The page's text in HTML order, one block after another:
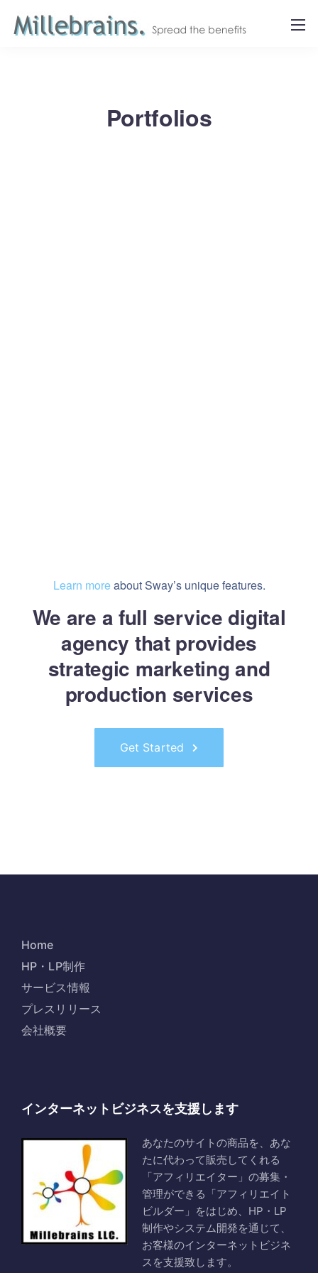
Portfolios
Learn moreabout Sway’s unique features.
We are a full service digital
agency that provides
strategic marketing and
production services
Get Started
Home
HP・LP制作
サービス情報
プレスリリース
会社概要
インターネットビジネスを支援します
あなたのサイトの商品を、あな
たに代わって販売してくれる
「アフィリエイター」の募集・
管理ができる「アフィリエイト
ビルダー」をはじめ、HP・LP
制作やシステム開発を通じて、
お客様のインターネットビジネ
スを支援致します。